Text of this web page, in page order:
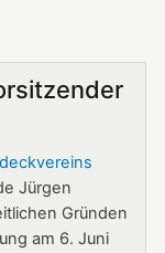
Jürgen
Gründen
am 6. Juni